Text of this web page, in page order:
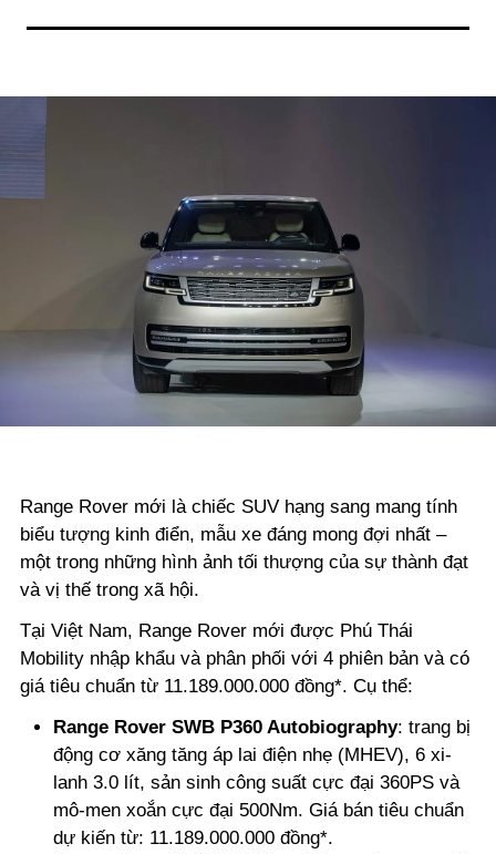
Range Rover mới là chiếc SUV hạng sang mang tính
biểu tượng kinh điển, mẫu xe đáng mong đợi nhất –
một trong những hình ảnh tối thượng của sự thành đạt
và vị thế trong xã hội.
Tại Việt Nam, Range Rover mới được Phú Thái
Mobility nhập khẩu và phân phối với 4 phiên bản và có
giá tiêu chuẩn từ 11.189.000.000 đồng*. Cụ thể:
Range Rover SWB P360 Autobiography: trang bị
động cơ xăng tăng áp lai điện nhẹ (MHEV), 6 xi-
lanh 3.0 lít, sản sinh công suất cực đại 360PS và
mô-men xoắn cực đại 500Nm. Giá bán tiêu chuẩn
dự kiến từ: 11.189.000.000 đồng*.